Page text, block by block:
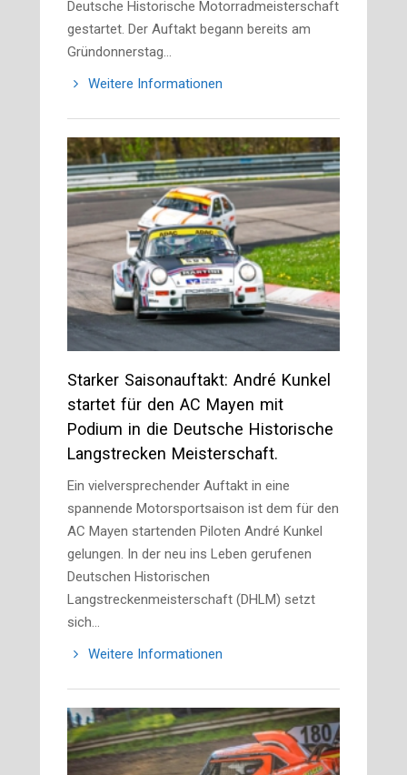
Deutsche Historische Motorradmeisterschaft
gestartet. Der Auftakt begann bereits am
Gründonnerstag…
Weitere Informationen
Starker Saisonauftakt: André Kunkel
startet für den AC Mayen mit
Podium in die Deutsche Historische
Langstrecken Meisterschaft.
Ein vielversprechender Auftakt in eine
spannende Motorsportsaison ist dem für den
AC Mayen startenden Piloten André Kunkel
gelungen. In der neu ins Leben gerufenen
Deutschen Historischen
Langstreckenmeisterschaft (DHLM) setzt
sich…
Weitere Informationen